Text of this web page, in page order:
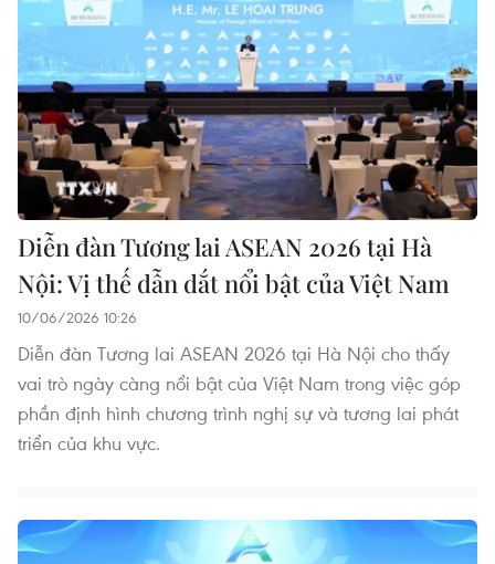
Diễn đàn Tương lai ASEAN 2026 tại Hà
Nội: Vị thế dẫn dắt nổi bật của Việt Nam
10/06/2026 10:26
Diễn đàn Tương lai ASEAN 2026 tại Hà Nội cho thấy
vai trò ngày càng nổi bật của Việt Nam trong việc góp
phần định hình chương trình nghị sự và tương lai phát
triển của khu vực.